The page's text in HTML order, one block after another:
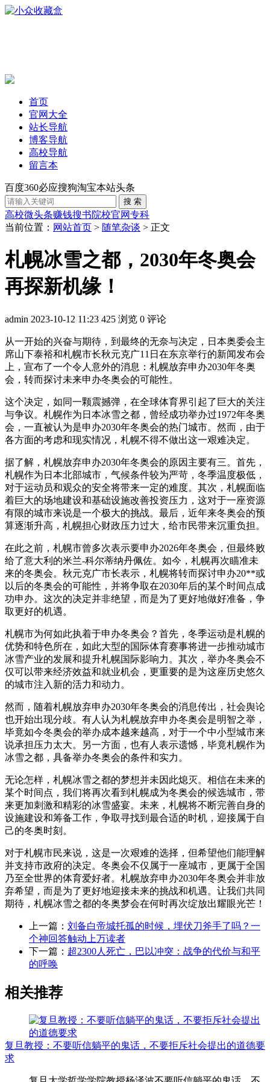
首页
官网大全
站长导航
博客导航
高校导航
留言本
百度360必应搜狗淘宝本站头条
高校微头条赚钱搜书院校官网专科
当前位置： 网站首页 > 随笔杂谈 > 正文
札幌冰雪之都，2030年冬奥会
再探新机缘！
admin 2023-10-12 11:23 425 浏览 0 评论
从一开始的兴奋与期待，到最终的无奈与决定，日本奥委会主
席山下泰裕和札幌市长秋元克广11日在东京举行的新闻发布会
上，宣布了一个令人意外的消息：札幌放弃申办2030年冬奥
会，转而探讨未来申办冬奥会的可能性。
这个决定，如同一颗震撼弹，在全球体育界引起了巨大的关注
与争议。札幌作为日本冰雪之都，曾经成功举办过1972年冬奥
会，一直被认为是申办2030年冬奥会的热门城市。然而，由于
各方面的考虑和现实情况，札幌不得不做出这一艰难决定。
据了解，札幌放弃申办2030年冬奥会的原因主要有三。首先，
札幌作为日本北部城市，气候条件较为严苛，冬季温度极低，
对于运动员和观众的安全将带来一定的难度。其次，札幌面临
着巨大的场地建设和基础设施改善投资压力，这对于一座资源
有限的城市来说是一个极大的挑战。最后，近年来冬奥会的预
算逐渐升高，札幌担心财政压力过大，给市民带来沉重负担。
在此之前，札幌市曾多次表示要申办2026年冬奥会，但最终败
给了意大利的米兰-科尔蒂纳丹佩佐。如今，札幌再次瞄准未
来的冬奥会。秋元克广市长表示，札幌将转而探讨申办20**或
以后的冬奥会的可能性，并将争取在2030年后的某个时间点成
功申办。这次的决定并非绝望，而是为了更好地做好准备，争
取更好的机遇。
札幌市为何如此执着于申办冬奥会？首先，冬季运动是札幌的
优势和特色所在，如此大型的国际体育赛事将进一步推动城市
冰雪产业的发展和提升札幌国际影响力。其次，举办冬奥会不
仅可以带来经济效益和就业机会，更重要的是为这座历史悠久
的城市注入新的活力和动力。
然而，随着札幌放弃申办2030年冬奥会的消息传出，社会舆论
也开始出现分歧。有人认为札幌放弃申办冬奥会是明智之举，
毕竟如今冬奥会的举办成本越来越高，对于一个中小型城市来
说承担压力太大。另一方面，也有人表示遗憾，毕竟札幌作为
冰雪之都，具备举办冬奥会的条件和实力。
无论怎样，札幌冰雪之都的梦想并未因此熄灭。相信在未来的
某个时间点，我们将再次看到札幌成为冬奥会的候选城市，带
来更加刺激和精彩的冰雪盛宴。未来，札幌将不断完善自身的
设施建设和筹备工作，争取寻找到最合适的时机，迎接属于自
己的冬奥时刻。
对于札幌市民来说，这是一次艰难的选择，但希望他们能理解
并支持市政府的决定。冬奥会不仅属于一座城市，更属于全国
乃至全世界的体育爱好者。札幌放弃申办2030年冬奥会并非放
弃希望，而是为了更好地迎接未来的挑战和机遇。让我们共同
期待，札幌冰雪之都的冬奥梦会在何时再次绽放出耀眼光芒！
上一篇： 刘备白帝城托孤的时候，埋伏刀斧手了吗？一
个神回答触动上万读者
下一篇： 超2300人死亡，巴以冲突：战争的代价与和平
的呼唤
相关推荐
复旦教授：不要听信躺平的鬼话，不要拒斥社会提出的道德要
求